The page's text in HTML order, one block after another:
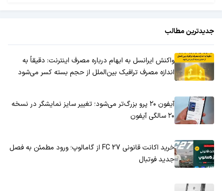
جدیدترین مطالب
واکنش ایرانسل به ابهام درباره مصرف اینترنت: دقیقاً به
اندازه مصرف ترافیک بین‌الملل از حجم بسته کسر می‌شود
آیفون ۲۰ پرو بزرگ‌تر می‌شود؛ تغییر سایز نمایشگر در نسخه
۲۰ سالگی آیفون
خرید اکانت قانونی FC 27 از گامالوپ؛ ورود مطمئن به فصل
جدید فوتبال